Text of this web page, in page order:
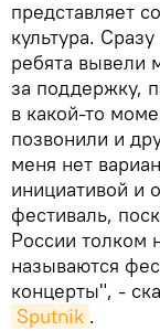
представляет
культура.
ребята вывели
за поддержку,
в какой-то
позвонили и
меня нет
инициативой и
фестиваль,
России толком
называются
концерты", -
Sputnik .